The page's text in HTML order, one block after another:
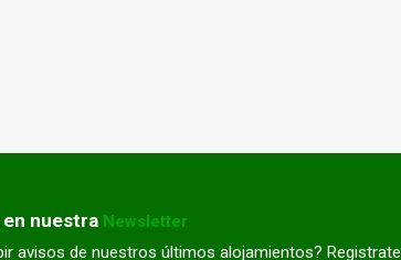
nuestra Newsletter
avisos de nuestros últimos alojamientos? Registrate